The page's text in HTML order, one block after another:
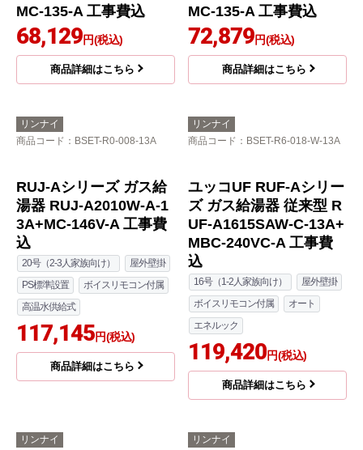
シリーズ ガス給湯器 R
UX-A1615W-A-E-13A+
MC-135-A 工事費込
68,129 円(税込)
商品詳細はこちら
シリーズ ガス給湯器 R
UX-A1615W-A-E-LPG+
MC-135-A 工事費込
72,879 円(税込)
商品詳細はこちら
リンナイ
商品コード：BSET-R0-008-13A
リンナイ
商品コード ：BSET-R6-018-W-13A